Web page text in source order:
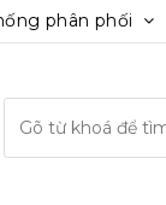
phân phối